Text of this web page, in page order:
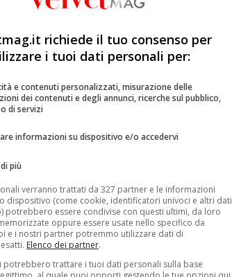
guerra totale
tra Israele e Hamas. E stavolta anche
israeliani erano stati meno pesanti
la zona di Khan Younis difatti, dove
di Israele, oggi è l’obiettivo
di “bombardamenti implacabili
espandendo l’offensiva di terra a “
il sovraffollamento
e la mancanza dei
richiede il tuo consenso per
i tuoi dati personali per:
e contenuti personalizzati, misurazione delle
dei contenuti e degli annunci, ricerche sul pubblico,
di servizi
informazioni su dispositivo e/o accedervi
più
verranno trattati da 327 partner e le informazioni
dispositivo (come cookie, identificatori univoci e altri dati
potrebbero essere condivise con questi ultimi, da loro
oppure essere usate nello specifico da
e i nostri partner potremmo utilizzare dati di
Elenco dei partner.
potrebbero trattare i tuoi dati personali sulla base